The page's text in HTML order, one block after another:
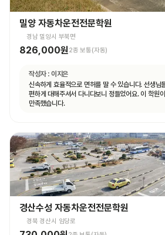
밀양 자동차운전전문학원
경남 밀양시 부북면
826,000원2종 보통(자동)
작성자 : 이지은
신속하게 효율적으로 면허를 딸 수 있습니다. 선생님
편하게 대해주셔서 다니다보니 정들었어요. 이 학원
만족했습니다.
경산수성 자동차운전전문학원
경북 경산시 임당로